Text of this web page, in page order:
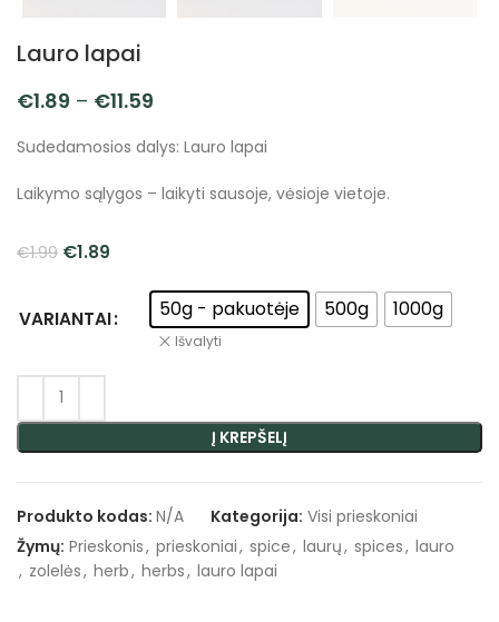
Lauro lapai
€1.89 – €11.59
Sudedamosios dalys: Lauro lapai
Laikymo sąlygos – laikyti sausoje, vėsioje vietoje.
€1.99 €1.89
VARIANTAI 50g - pakuotėje 500g 1000g
Išvalyti
Į KREPŠELĮ
Produkto kodas: N/A Kategorija: Visi prieskoniai
Žymų: Prieskonis, prieskoniai, spice, laurų, spices, lauro
, zolelės, herb, herbs, lauro lapai